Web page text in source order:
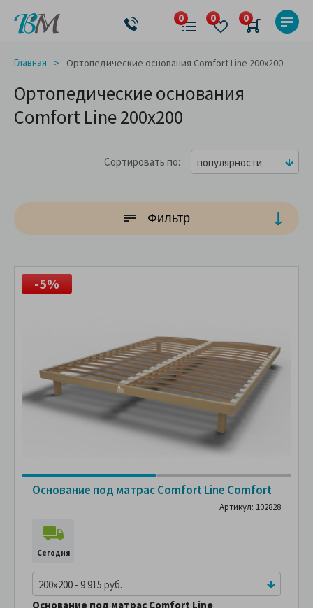
Главная Ортопедические основания Comfort Line 200x200
Ортопедические основания
Comfort Line 200x200
Сортировать по популярности
Фильтр
-5%
Основание под матрас Comfort Line Comfort
Артикул: 102828
Сегодня
200x200 - 9 915 руб.
Основание под матрас Comfort Line